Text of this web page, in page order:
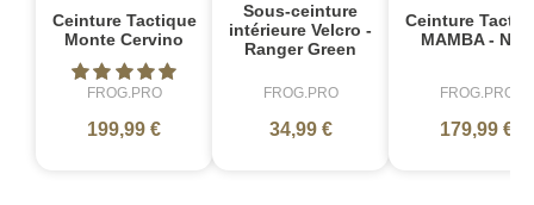
Ceinture Tactique
Monte Cervino
FROG.PRO
199,99 €
Sous-ceinture
intérieure Velcro -
Ranger Green
FROG.PRO
34,99 €
Ceinture
MAMBA - Noir
FROG.PRO
179,99 €